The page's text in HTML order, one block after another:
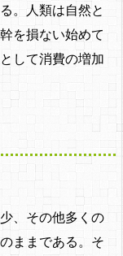
。人類は自然と
を損ない始めて
して消費の増加
、その他多くの
ままである。そ